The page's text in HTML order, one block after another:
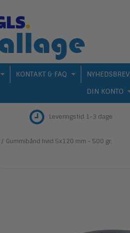
KONTAKT & FAQ NYHEDSBREV
DIN KONTO
Leveringstid 1-3 dage
/ Gummibånd hvid 5x120 mm - 500 gr.